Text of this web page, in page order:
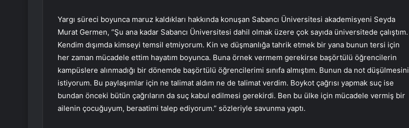
Yargı süreci boyunca maruz kaldıkları hakkında konuşan Sabancı Üniversitesi akademisyeni Seyda
Murat Germen, “Şu ana kadar Sabancı Üniversitesi dahil olmak üzere çok sayıda üniversitede çalıştım.
Kendim dışımda kimseyi temsil etmiyorum. Kin ve düşmanlığa tahrik etmek bir yana bunun tersi için
her zaman mücadele ettim hayatım boyunca. Buna örnek vermem gerekirse başörtülü öğrencilerin
kampüslere alınmadığı bir dönemde başörtülü öğrencilerimi sınıfa almıştım. Bunun da not düşülmesini
istiyorum. Bu paylaşımlar için ne talimat aldım ne de talimat verdim. Boykot çağrısı yapmak suç ise
bundan önceki bütün çağrıların da suç kabul edilmesi gerekirdi. Ben bu ülke için mücadele vermiş bir
ailenin çocuğuyum, beraatimi talep ediyorum.” sözleriyle savunma yaptı.